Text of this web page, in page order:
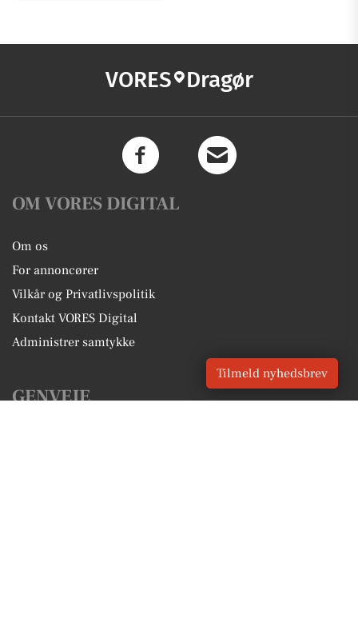
VORES Dragør
OM VORES DIGITAL
Om os
For annoncører
Vilkår og Privatlivspolitik
Kontakt VORES Digital
Administrer samtykke
GENVEJE
Tilmeld nyhedsbrev